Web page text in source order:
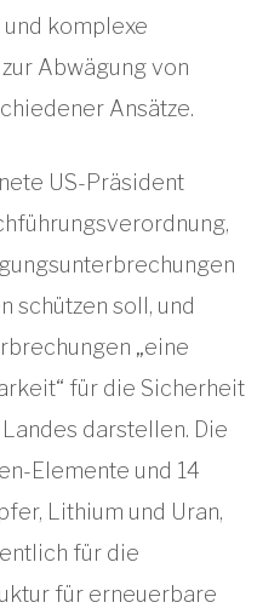
komplexe
Abwägung von
Ansätze.
US-Präsident
schützen soll, und
„eine
für die Sicherheit
darstellen. Die
Elemente und 14
Lithium und Uran,
für die
für erneuerbare